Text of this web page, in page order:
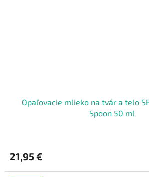
Opaľovacie mlieko na tvár a telo
Spoon 50 ml
21,95 €